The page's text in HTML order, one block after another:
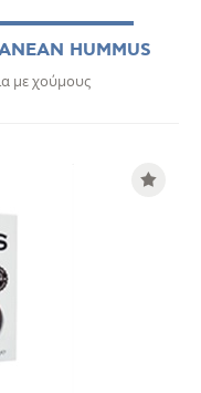
HUMMUS
με χούμους